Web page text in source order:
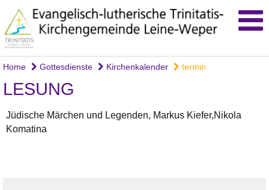
Home Gottesdienste Kirchenkalender termin
LESUNG
Jüdische Märchen und Legenden, Markus Kiefer,Nikola
Komatina